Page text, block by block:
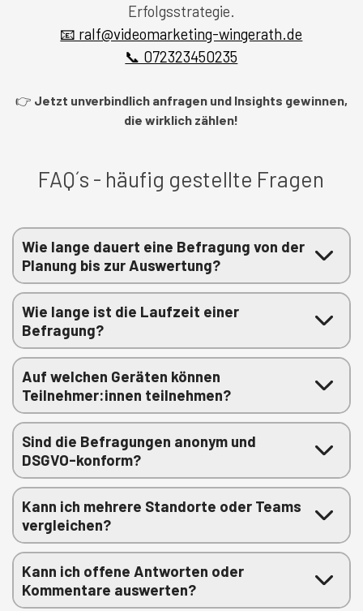
Erfolgsstrategie.
📧 ralf@videomarketing-wingerath.de
📞 072323450235
👉 Jetzt unverbindlich anfragen und Insights gewinnen,
die wirklich zählen!
FAQ´s - häufig gestellte Fragen
Wie lange dauert eine Befragung von der
Planung bis zur Auswertung?
Wie lange ist die Laufzeit einer
Befragung?
Auf welchen Geräten können
Teilnehmer:innen teilnehmen?
Sind die Befragungen anonym und
DSGVO-konform?
Kann ich mehrere Standorte oder Teams
vergleichen?
Kann ich offene Antworten oder
Kommentare auswerten?